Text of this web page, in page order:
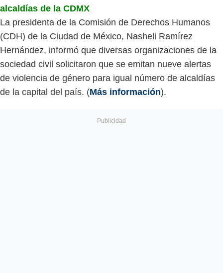
alcaldías de la CDMX
La presidenta de la Comisión de Derechos Humanos
(CDH) de la Ciudad de México, Nasheli Ramírez
Hernández, informó que diversas organizaciones de la
sociedad civil solicitaron que se emitan nueve alertas
de violencia de género para igual número de alcaldías
de la capital del país. (Más información).